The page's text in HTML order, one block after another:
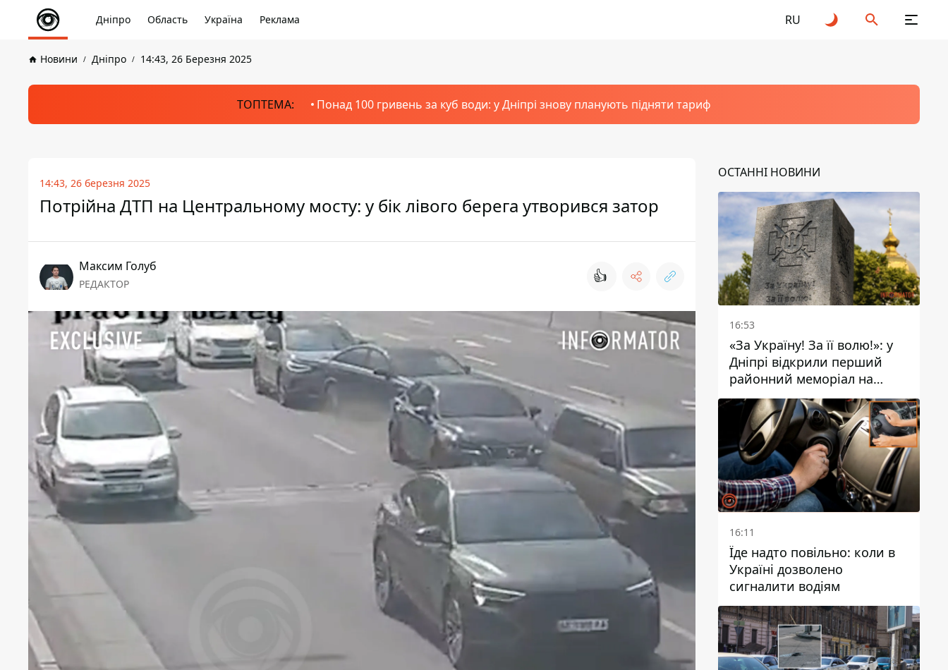
Дніпро Область Україна Реклама RU
Новини Дніпро 14:43, 26 Березня 2025
ТОПТЕМА: Понад 100 гривень за куб води: у Дніпрі знову планують підняти тариф
14:43, 26 березня 2025
Потрійна ДТП на Центральному мосту: у бік лівого берега утворився затор
Максим Голуб
РЕДАКТОР 👍
ОСТАННІ НОВИНИ
16:53
«За Україну! За її волю!»: у
Дніпрі відкрили перший
районний меморіал на
честь полеглих Захисників
16:11
Їде надто повільно: коли в
Україні дозволено
сигналити водіям